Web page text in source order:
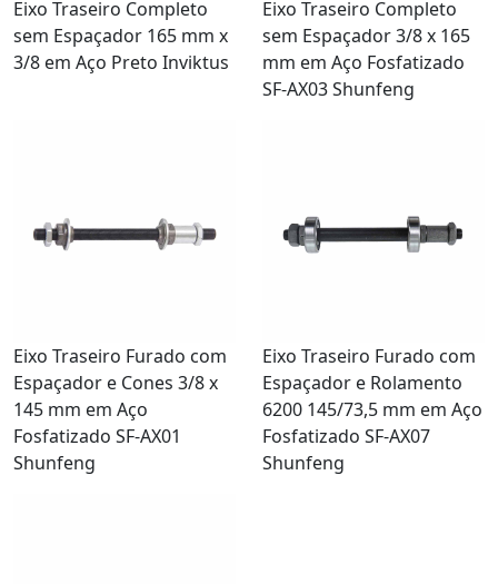
Eixo Traseiro Completo
sem Espaçador 165 mm x
3/8 em Aço Preto Inviktus
Eixo Traseiro Completo
sem Espaçador 3/8 x 165
mm em Aço Fosfatizado
SF-AX03 Shunfeng
Eixo Traseiro Furado com
Espaçador e Cones 3/8 x
145 mm em Aço
Fosfatizado SF-AX01
Shunfeng
Eixo Traseiro Furado com
Espaçador e Rolamento
6200 145/73,5 mm em Aço
Fosfatizado SF-AX07
Shunfeng